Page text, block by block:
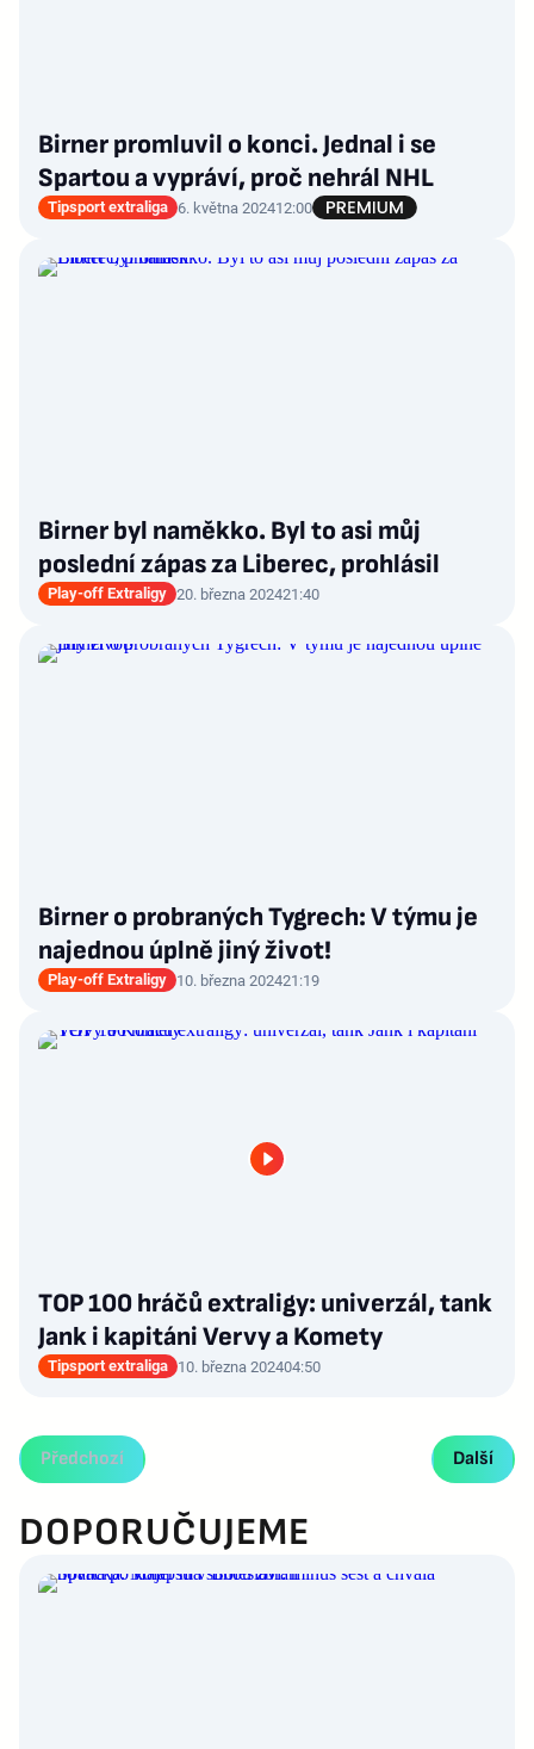
Birner promluvil o konci. Jednal i se
Spartou a vypráví, proč nehrál NHL
Tipsport extraliga 6. května 202412:00
Birner byl naměkko. Byl to asi můj
poslední zápas za Liberec, prohlásil
Play-off Extraligy 20. března 202421:40
Birner o probraných Tygrech: V týmu je
najednou úplně jiný život!
Play-off Extraligy 10. března 202421:19
TOP 100 hráčů extraligy: univerzál, tank
Jank i kapitáni Vervy a Komety
Tipsport extraliga 10. března 202404:50
Předchozí Další
DOPORUČUJEME